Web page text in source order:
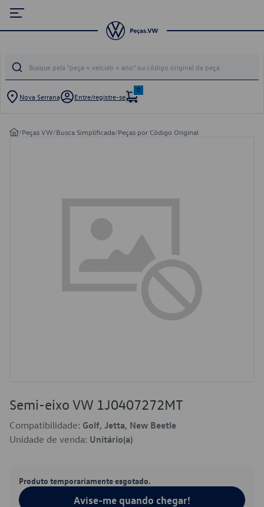
Nova Serrana Entre/registre-se
0
/Peças VW/Busca Simplificada/Peças por Código Original
Semi-eixo VW 1J0407272MT
Compatibilidade: Golf, Jetta, New Beetle
Unidade de venda: Unitário(a)
Produto temporariamente esgotado.
Avise-me quando chegar!